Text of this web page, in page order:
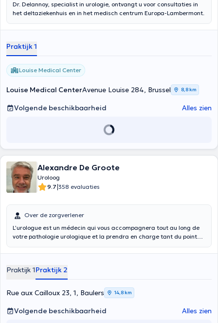
Dr. Delannoy, specialist in urologie, ontvangt u voor consultaties in
het deltaziekenhuis en in het medisch centrum Europa-Lambermont.
Praktijk 1
Louise Medical Center
Louise Medical CenterAvenue Louise 284, Brussel 8,8 km
Volgende beschikbaarheid Alles zien
Alexandre De Groote
Uroloog
9.7|358 evaluaties
Over de zorgverlener
L’urologue est un médecin qui vous accompagnera tout au long de
votre pathologie urologique et la prendra en charge tant du point
nécessitant des traitements de radiothérapie et/ou de
avec les différents intervenants et avec votre médecin traitant qui
restera toujours au centre de votre prise en charge.
Praktijk 1Praktijk 2
Rue aux Cailloux 23, 1, Baulers 14,8 km
Volgende beschikbaarheid Alles zien